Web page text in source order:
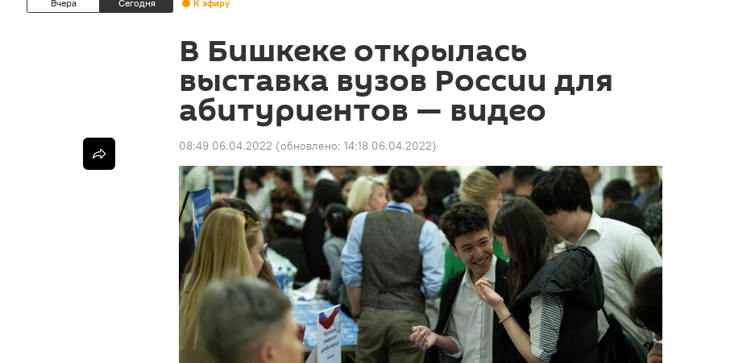
Вчера Сегодня К эфиру
В Бишкеке открылась
выставка вузов России для
абитуриентов — видео
08:49 06.04.2022 (обновлено: 14:18 06.04.2022)